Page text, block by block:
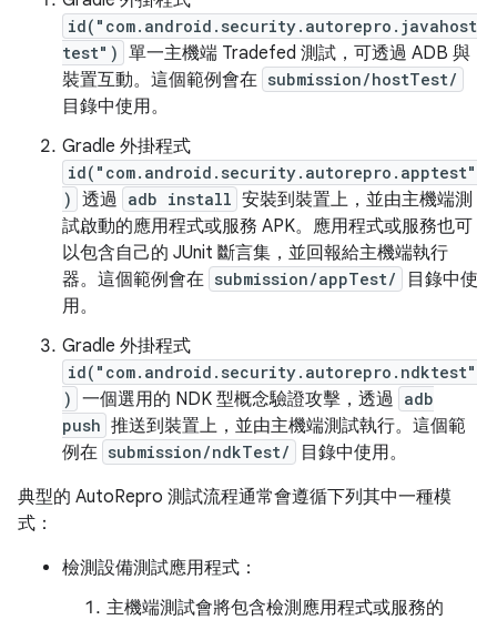
id("com.android.security.autorepro.javahost
test") 單一主機端 Tradefed 測試，可透過 ADB 與
裝置互動。這個範例會在 submission/hostTest/
目錄中使用。
Gradle 外掛程式
id("com.android.security.autorepro.apptest"
) 透過 adb install 安裝到裝置上，並由主機端測
試啟動的應用程式或服務 APK。應用程式或服務也可
以包含自己的 JUnit 斷言集，並回報給主機端執行
器。這個範例會在 submission/appTest/
目錄中使
用。
Gradle 外掛程式
id("com.android.security.autorepro.ndktest"
) 一個選用的 NDK 型概念驗證攻擊，透過 adb
push 推送到裝置上，並由主機端測試執行。這個範
例在 submission/ndkTest/
目錄中使用。
典型的 AutoRepro 測試流程通常會遵循下列其中一種模
式：
檢測設備測試應用程式：
主機端測試會將包含檢測應用程式或服務的